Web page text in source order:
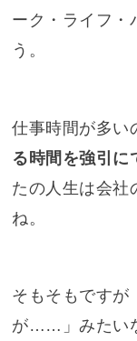
ーク・ライフ・
う。
仕事時間が多い
る時間を強引に
たの人生は会社
ね。
そもそもですが
が……」みたい